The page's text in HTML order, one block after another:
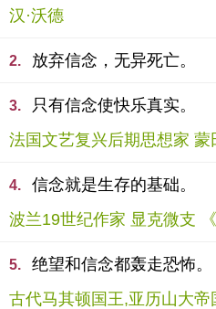
汉·沃德
2. 放弃信念，无异死亡。
3.
只有信念使快乐真实。
法国文艺复兴后期思想家 蒙
4.
信念就是生存的基础。
波兰19世纪作家 显克微支
5.
绝望和信念都轰走恐怖。
古代马其顿国王,亚历山大